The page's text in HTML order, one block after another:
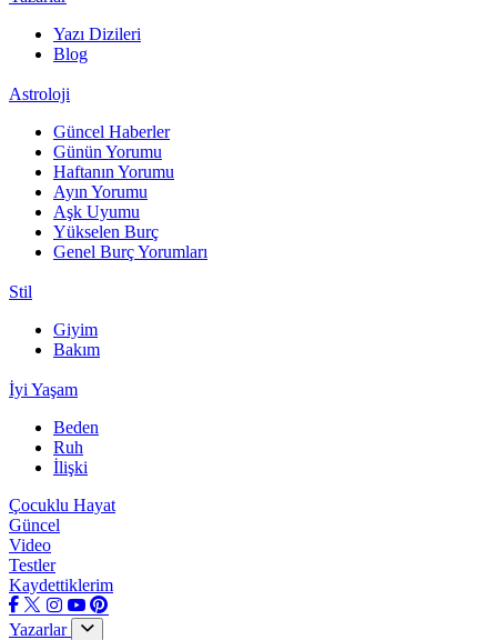
Yazı Dizileri
Blog
Astroloji
Güncel Haberler
Günün Yorumu
Haftanın Yorumu
Ayın Yorumu
Aşk Uyumu
Yükselen Burç
Genel Burç Yorumları
Stil
Giyim
Bakım
İyi Yaşam
Beden
Ruh
İlişki
Çocuklu Hayat
Güncel
Video
Testler
Kaydettiklerim
Yazarlar